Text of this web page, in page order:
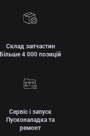
Склад запчастин
Більше 4 000 позицій
Сервіс і запуск
Пусконаладка та
ремонт